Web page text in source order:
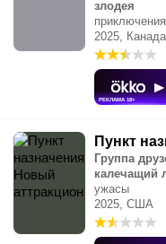
злодея
2025, Канада
РЕКЛАМА 18+
Пункт
Группа
калечащий
ужасы
2025, США